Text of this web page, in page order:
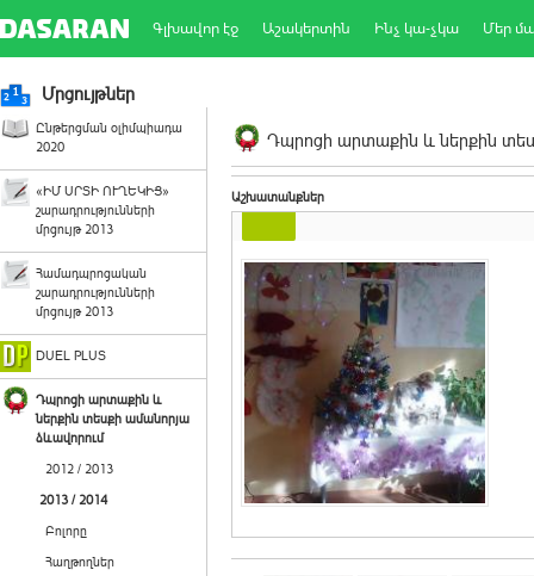
Գլխավոր էջ Աշակերտին Ինչ կա-չկա Մեր
Մրցույթներ
Ընթերցման օլիմպիադա
2020
«ԻՄ ՍՐՏԻ ՈՒՂԵԿԻՑ»
շարադրությունների
մրցույթ 2013
Համադպրոցական
շարադրությունների
մրցույթ 2013
DUEL PLUS
Դպրոցի արտաքին և
ներքին տեսքի ամանորյա
ձևավորում
2012 / 2013
2013 / 2014
Բոլորը
Հաղթողներ
Դպրոցի արտաքին և ներքին
Աշխատանքներ